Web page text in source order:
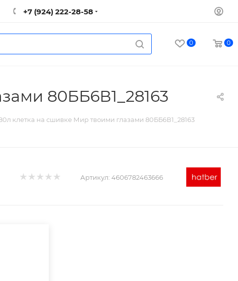
+7 (924) 222-28-58
0 0
80ББ6В1_28163
клетка на сшивке Мир твоими глазами 80ББ6В1_28163
Артикул: 4606782463666